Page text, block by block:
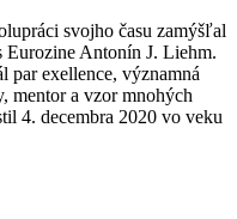
svojho času zamýšľal
Eurozine Antonín J. Liehm.
par exellence, významná
mentor a vzor mnohých
4. decembra 2020 vo veku